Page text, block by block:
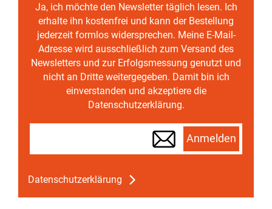
Ja, ich möchte den Newsletter täglich lesen. Ich
erhalte ihn kostenfrei und kann der Bestellung
jederzeit formlos widersprechen. Meine E-Mail-
Adresse wird ausschließlich zum Versand des
Newsletters und zur Erfolgsmessung genutzt und
nicht an Dritte weitergegeben. Damit bin ich
einverstanden und akzeptiere die
Datenschutzerklärung.
Anmelden
Datenschutzerklärung